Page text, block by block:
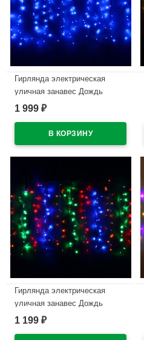
Гирлянда электрическая
уличная занавес Дождь
3*2,5м 480LED цвет синий
арт.196-506
1 999 ₽
Гирлянда электрическая
уличная занавес Дождь
1,5*2,5м 360LED цвет мульти
1 199 ₽